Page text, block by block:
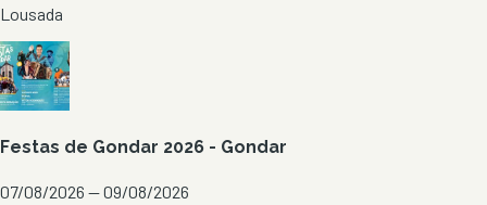
Lousada
Festas de Gondar 2026 - Gondar
07/08/2026 — 09/08/2026